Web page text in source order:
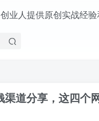
道分享，这四个